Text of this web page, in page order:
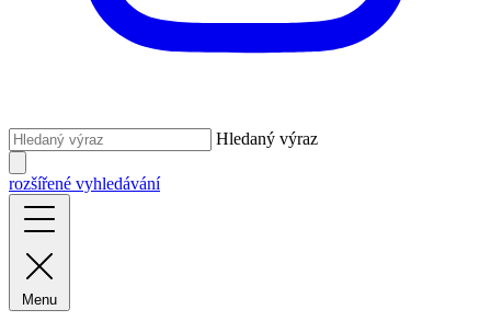
Hledaný výraz
rozšířené vyhledávání
Menu